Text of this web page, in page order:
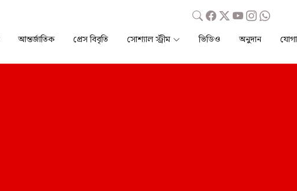
আন্তর্জাতিক প্রেস বিবৃতি সোশ্যাল স্ট্রীম ভিডিও অনুদান